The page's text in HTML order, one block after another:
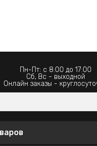
Пн-Пт: с 8:00 до 17:00
Сб, Вс - выходной
Онлайн заказы -